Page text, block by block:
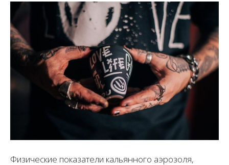
Физические показатели кальянного аэрозоля,